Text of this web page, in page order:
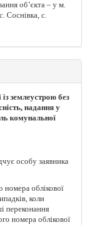
об’єкта – у м.
Соснівка, с.
землеустрою без
надання у
комунальної
особу заявника
номера облікової
коли
переконання
номера облікової